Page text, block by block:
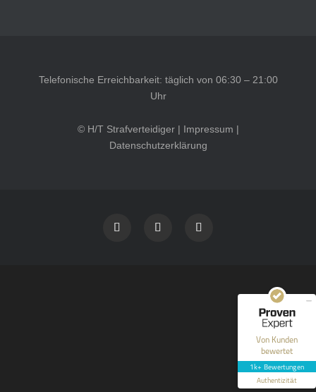
Telefonische Erreichbarkeit: täglich von 06:30 – 21:00
Uhr
© H/T Strafverteidiger | Impressum |
Datenschutzerklärung
Von Kunden
bewertet
1k+ Bewertungen
Authentizität
40
Bewertungen auf
ProvenExpert.com
Blick aufs ProvenExpert-Profil werfen